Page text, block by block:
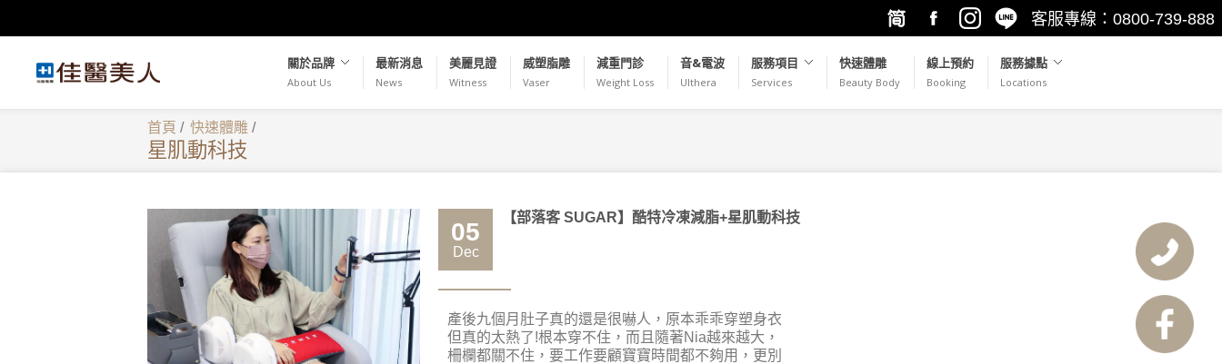
客服專線：0800-739-888
繁簡轉
換
FacebookInstagramLINE@
關於品牌
About Us
最新消息
News
美麗見證
Witness
威塑脂雕
Vaser
減重門診
Weight Loss
音&電波
Ulthera
服務項目
Services
快速體雕
Beauty Body
線上預約
Booking
服務據點
Locations
首頁 / 快速體雕 /
星肌動科技
05
Dec
【部落客 SUGAR】酷特冷凍減脂+星肌動科技
產後九個月肚子真的還是很嚇人，原本乖乖穿塑身衣
但真的太熱了!根本穿不住，而且隨著Nia越來越大，
柵欄都關不住，要工作要顧寶寶時間都不夠用，更別